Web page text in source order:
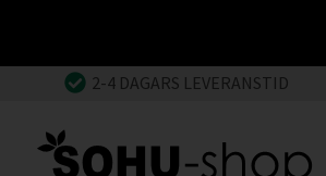
2-4 DAGARS LEVERANSTID